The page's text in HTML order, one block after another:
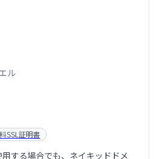
ル
SSL証明書
する場合でも、ネイキッドドメ